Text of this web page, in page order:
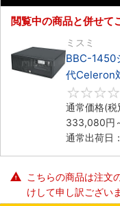
閲覧中の商品と併せて
ミスミ
BBC-1450
代Celeron
4PCIe
通常価格(税
333,080円
通常出荷日
こちらの商品は注文
けして申し訳ござい